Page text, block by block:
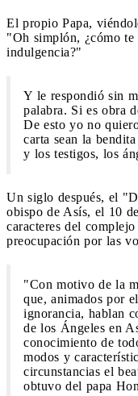
El propio Papa,
"Oh simplón, ¿cómo te
indulgencia?"
Y le respondió sin
palabra. Si es obra
De esto yo no
carta sean la bendita
y los testigos, los
Un siglo después, el
obispo de Asís, el 10
caracteres del
preocupación por las
"Con motivo de la
que, animados por
ignorancia, hablan
de los Ángeles en
conocimiento de
modos y
circunstancias el
obtuvo del papa